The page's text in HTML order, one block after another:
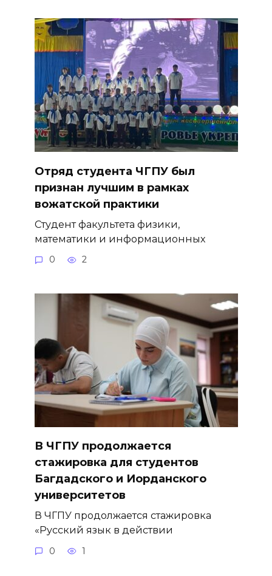
Отряд студента ЧГПУ был
признан лучшим в рамках
вожатской практики
Студент факультета физики,
математики и информационных
0 2
В ЧГПУ продолжается
стажировка для студентов
Багдадского и Иорданского
университетов
В ЧГПУ продолжается стажировка
«Русский язык в действии
0 1